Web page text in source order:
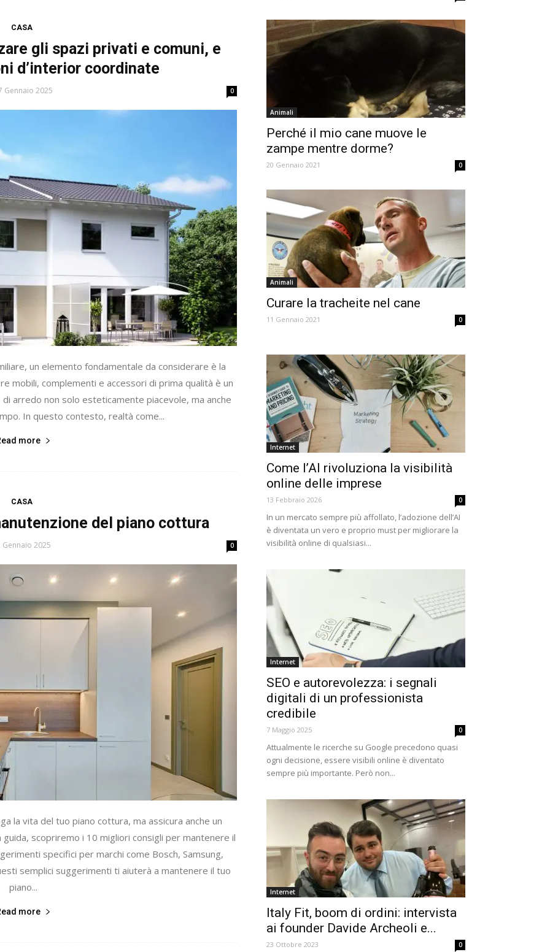
CASA
gli spazi privati e comuni, e
d’interior coordinate
Gennaio 2025 0
un elemento fondamentale da considerare è la
mobili, complementi e accessori di prima qualità è un
arredo non solo esteticamente piacevole, ma anche
In questo contesto, realtà come...
more
CASA
del piano cottura
Gennaio 2025 0
la vita del tuo piano cottura, ma assicura anche un
scopriremo i 10 migliori consigli per mantenere il
specifici per marchi come Bosch, Samsung,
semplici suggerimenti ti aiuterà a mantenere il tuo
piano...
more
Animali
Perché il mio cane muove le
zampe mentre dorme?
20 Gennaio 2021 0
Animali
Curare la tracheite nel cane
11 Gennaio 2021 0
Internet
Come l’AI rivoluziona la visibilità
online delle imprese
13 Febbraio 2026 0
In un mercato sempre più affollato, l’adozione dell’AI
è diventata un vero e proprio must per migliorare la
visibilità online di qualsiasi...
Internet
SEO e autorevolezza: i segnali
digitali di un professionista
credibile
7 Maggio 2025 0
Attualmente le ricerche su Google precedono quasi
ogni decisione, essere visibili online è diventato
sempre più importante. Però non...
Internet
Italy Fit, boom di ordini: intervista
ai founder Davide Archeoli e...
23 Ottobre 2023 0